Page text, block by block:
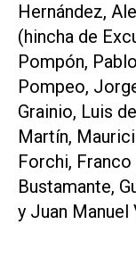
Hernández,
(hincha de
Pompón,
Pompeo,
Grainio, Luis
Martín,
Forchi,
Bustamante,
y Juan Manuel